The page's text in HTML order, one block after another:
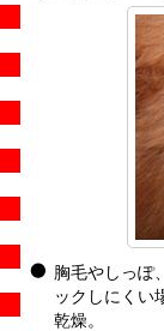
胸毛やしっぽ
ックしにくい
乾燥。